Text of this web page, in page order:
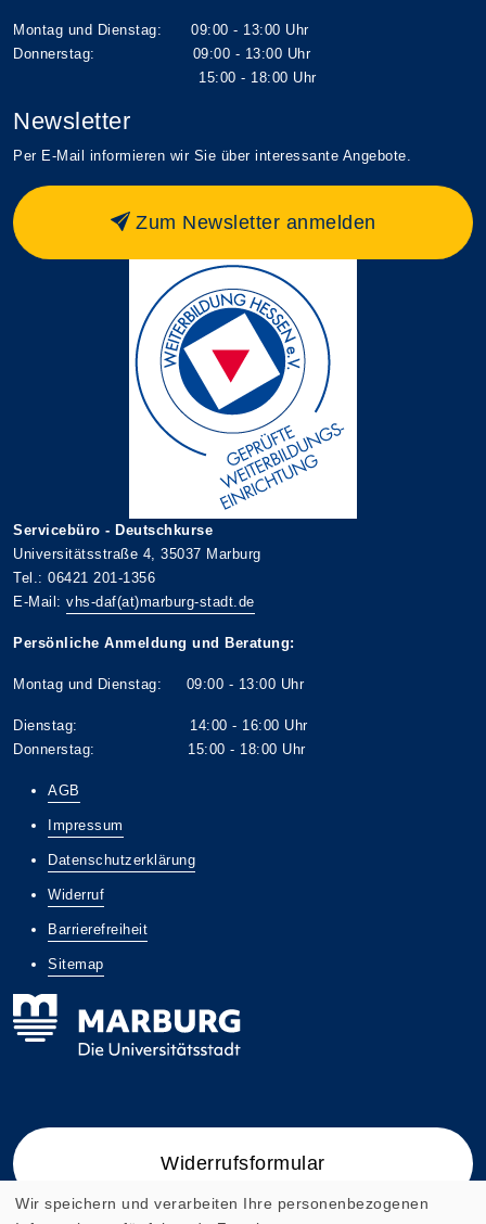
Montag und Dienstag: 09:00 - 13:00 Uhr
Donnerstag: 09:00 - 13:00 Uhr
15:00 - 18:00 Uhr
Newsletter
Per E-Mail informieren wir Sie über interessante Angebote.
Zum Newsletter anmelden
Servicebüro - Deutschkurse
Universitätsstraße 4, 35037 Marburg
Tel.: 06421 201-1356
E-Mail: vhs-daf(at)marburg-stadt.de
Persönliche Anmeldung und Beratung:
Montag und Dienstag: 09:00 - 13:00 Uhr
Dienstag: 14:00 - 16:00 Uhr
Donnerstag: 15:00 - 18:00 Uhr
AGB
Impressum
Datenschutzerklärung
Widerruf
Barrierefreiheit
Sitemap
Widerrufsformular
Wir speichern und verarbeiten Ihre personenbezogenen